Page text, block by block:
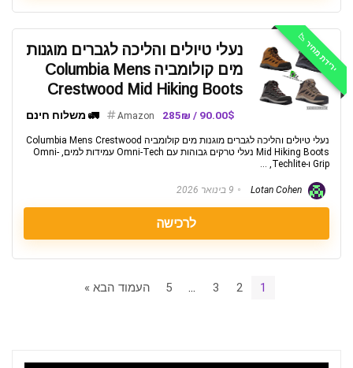
ירידת מחיר 📉
נעלי טיולים והליכה לגברים מוגנות
מים קולומביה Columbia Mens
Crestwood Mid Hiking Boots
90.00$ / 285₪
Amazon 🚛 משלוח חינם
נעלי טיולים והליכה לגברים מוגנות מים קולומביה Columbia Mens Crestwood
Mid Hiking Boots נעלי טרקים גבוהות עם Omni-Tech עמידות למים, Omni-
Grip ו-Techlite, ...
9 בינואר 2026
לרכישה
1
2
3
5 העמוד הבא »